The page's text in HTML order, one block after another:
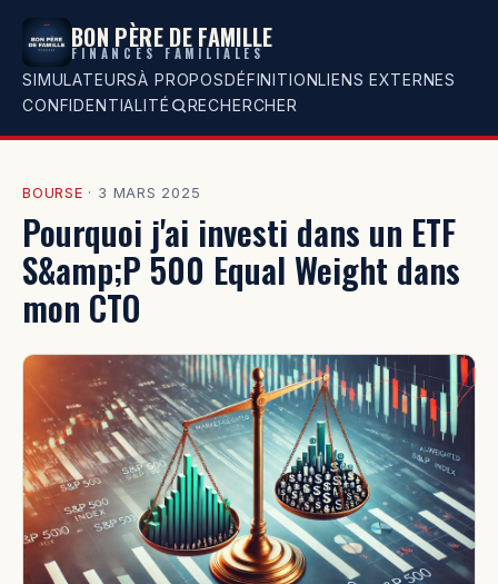
BON PÈRE DE FAMILLE
FINANCES FAMILIALES
SIMULATEURSÀ PROPOSDÉFINITIONLIENS EXTERNES
CONFIDENTIALITÉ
RECHERCHER
BOURSE · 3 MARS 2025
Pourquoi j'ai investi dans un ETF
S&amp;P 500 Equal Weight dans
mon CTO